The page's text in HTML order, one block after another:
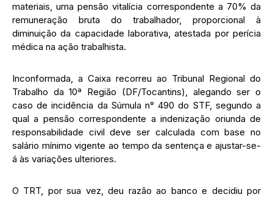
materiais, uma pensão vitalícia correspondente a 70% da
remuneração bruta do trabalhador, proporcional à
diminuição da capacidade laborativa, atestada por perícia
médica na ação trabalhista.
Inconformada, a Caixa recorreu ao Tribunal Regional do
Trabalho da 10ª Região (DF/Tocantins), alegando ser o
caso de incidência da Súmula n° 490 do STF, segundo a
qual a pensão correspondente a indenização oriunda de
responsabilidade civil deve ser calculada com base no
salário mínimo vigente ao tempo da sentença e ajustar-se-
á às variações ulteriores.
O TRT, por sua vez, deu razão ao banco e decidiu por